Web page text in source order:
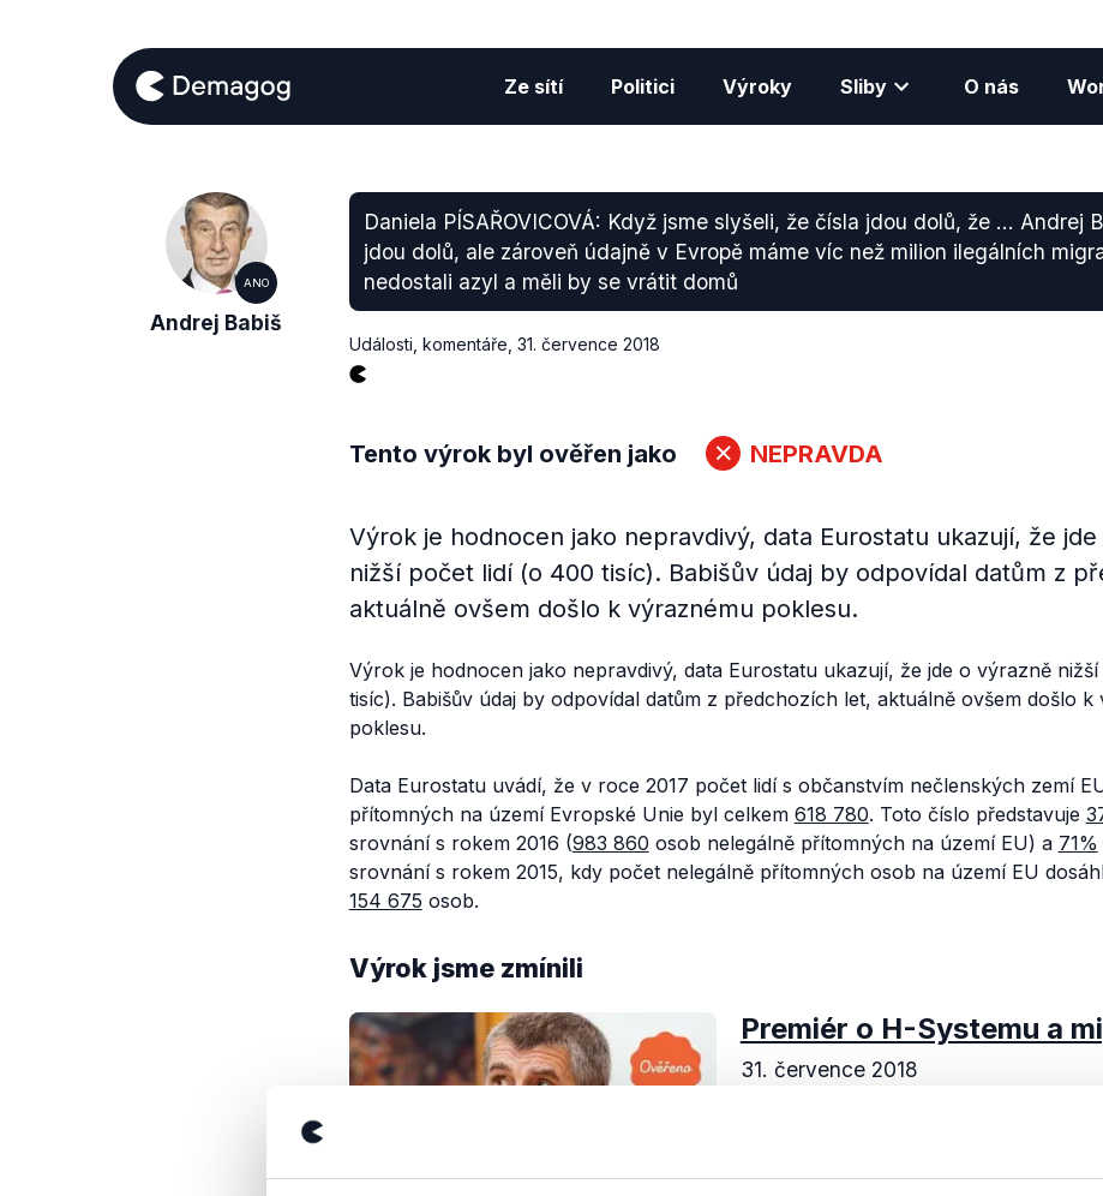
Ze sítí Politici Výroky Sliby O nás
ANO
Andrej Babiš
Daniela PÍSAŘOVICOVÁ: Když jsme slyšeli, že čísla jdou dolů, že ... Andrej
jdou dolů, ale zároveň údajně v Evropě máme víc než milion ilegálních
nedostali azyl a měli by se vrátit domů
Události, komentáře 31. července 2018
Tento výrok byl ověřen jako NEPRAVDA
Výrok je hodnocen jako nepravdivý, data Eurostatu ukazují, že
nižší počet lidí (o 400 tisíc). Babišův údaj by odpovídal datům z
aktuálně ovšem došlo k výraznému poklesu.
Výrok je hodnocen jako nepravdivý, data Eurostatu ukazují, že jde o výrazně
tisíc). Babišův údaj by odpovídal datům z předchozích let, aktuálně ovšem došlo k
poklesu.
Data Eurostatu uvádí, že v roce 2017 počet lidí s občanstvím nečlenských zemí
přítomných na území Evropské Unie byl celkem 618 780. Toto číslo představuje
srovnání s rokem 2016 (983 860 osob nelegálně přítomných na území EU) a 71%
srovnání s rokem 2015, kdy počet nelegálně přítomných osob na území EU
154 675 osob.
Výrok jsme zmínili
Premiér o H-Systemu a
31. července 2018
témata, která jej v poslední době
angažmá v nastalé situaci. Větší